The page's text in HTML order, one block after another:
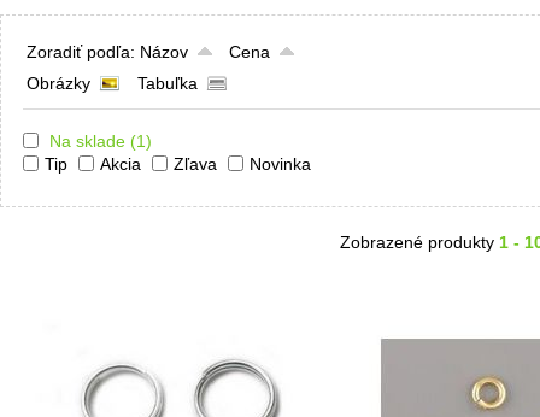
Zoradiť podľa: Názov
Cena
Obrázky
Tabuľka
Na sklade (1)
Tip
Akcia Zľava Novinka
Zobrazené produkty 1 -